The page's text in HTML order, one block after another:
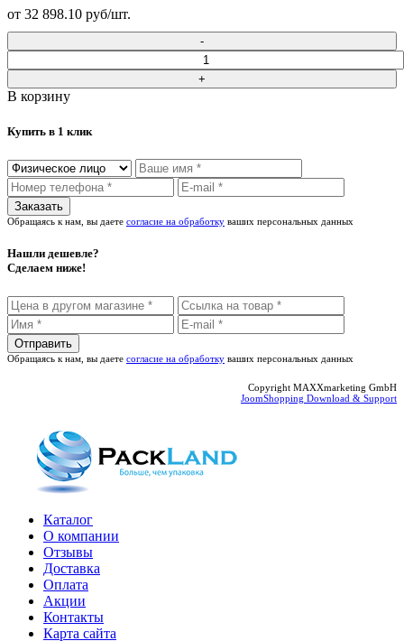
от 32 898.10 руб/шт.
В корзину
Купить в 1 клик
Обращаясь к нам, вы даете согласие на обработку ваших персональных данных
Нашли дешевле?
Сделаем ниже!
Обращаясь к нам, вы даете согласие на обработку ваших персональных данных
Copyright MAXXmarketing GmbH
JoomShopping Download & Support
Каталог
О компании
Отзывы
Доставка
Оплата
Акции
Контакты
Карта сайта